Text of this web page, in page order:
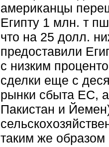
американцы
Египту 1 млн. т
что на 25 долл.
предоставили
с низким
сделки еще с
рынки сбыта ЕС,
Пакистан и
таким же